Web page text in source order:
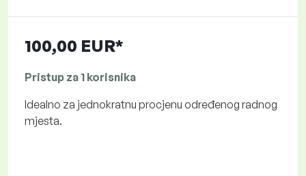
100,00 EUR*
Pristup za 1 korisnika
Idealno za jednokratnu procjenu određenog radnog
mjesta.